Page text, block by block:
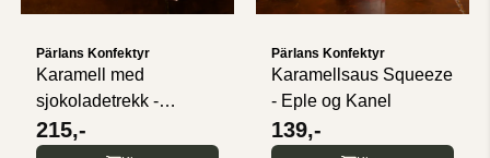
Pärlans Konfektyr
Karamell med
sjokoladetrekk -
Valentines - 9 ...
215,-
Pärlans Konfektyr
Karamellsaus Squeeze
- Eple og Kanel
139,-